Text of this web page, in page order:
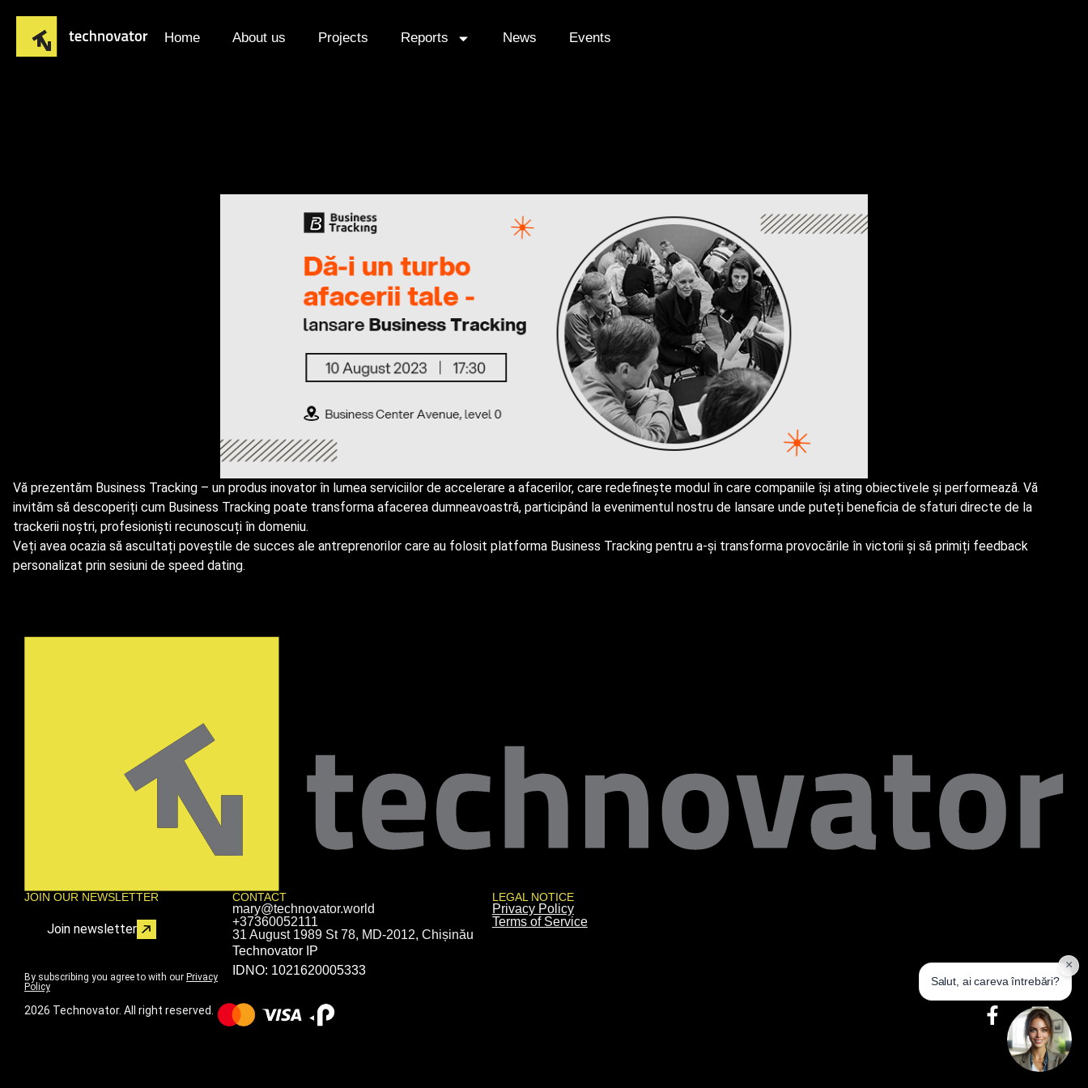
Home About us Projects Reports News Events
Vă prezentăm Business Tracking – un produs inovator în lumea serviciilor de accelerare a afacerilor, care redefinește modul în care companiile își ating obiectivele și performează. Vă
invităm să descoperiți cum Business Tracking poate transforma afacerea dumneavoastră, participând la evenimentul nostru de lansare unde puteți beneficia de sfaturi directe de la
trackerii noștri, profesioniști recunoscuți în domeniu.
Veți avea ocazia să ascultați poveștile de succes ale antreprenorilor care au folosit platforma Business Tracking pentru a-și transforma provocările în victorii și să primiți feedback
personalizat prin sesiuni de speed dating.
JOIN OUR NEWSLETTER
Join newsletter
By subscribing you agree to with our Privacy
Policy
CONTACT
mary@technovator.world
+37360052111
31 August 1989 St 78, MD-2012, Chișinău
Technovator IP
IDNO: 1021620005333
LEGAL NOTICE
Privacy Policy
Terms of Service
2026 Technovator. All right reserved.